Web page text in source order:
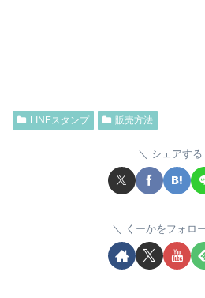
LINEスタンプ 販売方法
シェアする
くーかをフォロ